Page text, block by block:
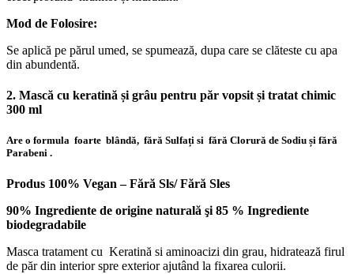
Mod de Folosire:
Se aplică pe părul umed, se spumează, dupa care se clăteste cu apa
din abundentă.
2. Mască cu keratină și grâu pentru păr vopsit și tratat chimic
300 ml
Are o formula foarte blândă, fără Sulfați si fără Clorură de Sodiu și fără
Parabeni .
Produs 100% Vegan –Fără Sls/ Fără Sles
90% Ingrediente de origine naturală şi 85 % Ingrediente
biodegradabile
Masca tratament cu Keratină si aminoacizi din grau, hidratează firul
de păr din interior spre exterior ajutând la fixarea culorii.